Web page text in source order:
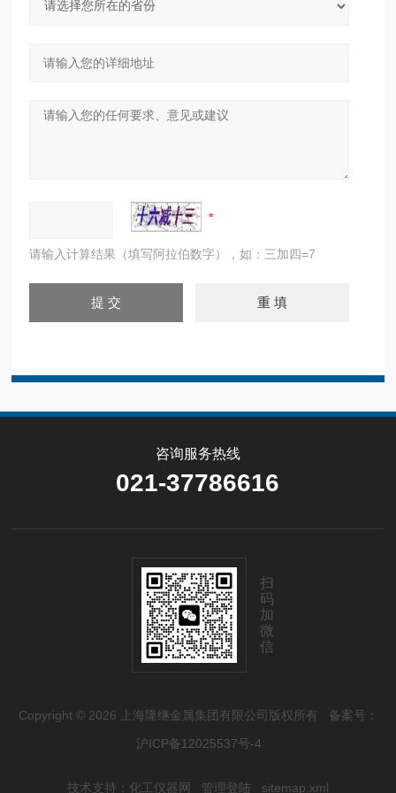
请输入计算结果（填写阿拉伯数字），如：三加四=7
咨询服务热线
021-37786616
扫
码
加
微
信
Copyright © 2026 上海隆继金属集团有限公司版权所有 备案号：
沪ICP备12025537号-4
技术支持： 化工仪器网 管理登陆 sitemap.xml